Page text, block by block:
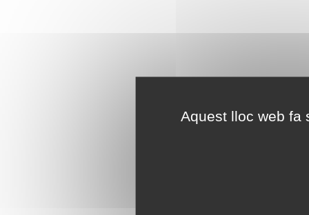
Aquest lloc web fa